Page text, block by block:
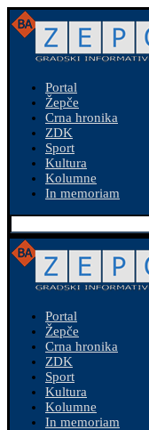
Portal
Žepče
Crna hronika
ZDK
Sport
Kultura
Kolumne
In memoriam
Portal
Žepče
Crna hronika
ZDK
Sport
Kultura
Kolumne
In memoriam